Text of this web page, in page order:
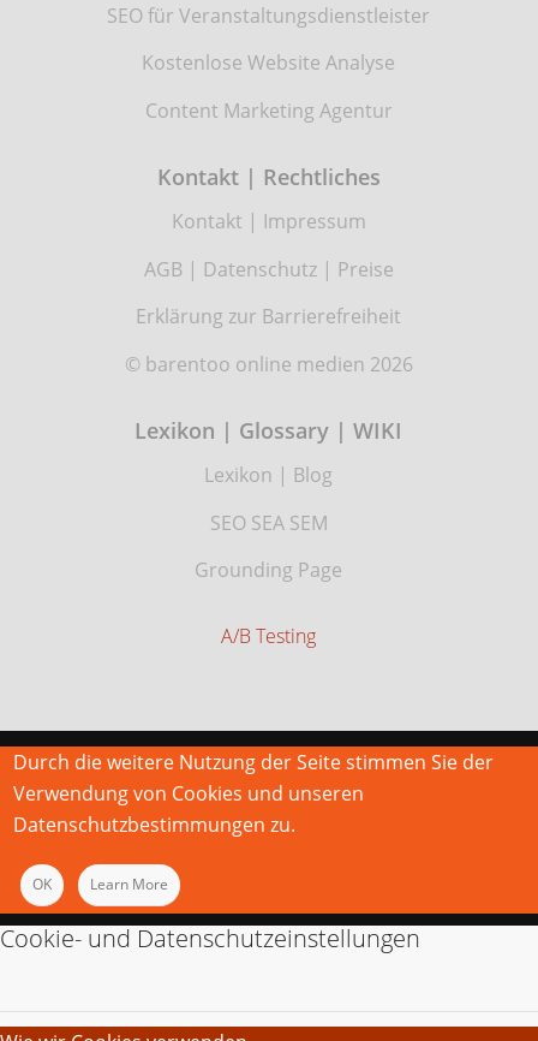
SEO für Veranstaltungsdienstleister
Kostenlose Website Analyse
Content Marketing Agentur
Kontakt | Rechtliches
Kontakt | Impressum
AGB| Datenschutz| Preise
Erklärung zur Barrierefreiheit
© barentoo online medien 2026
Lexikon | Glossary | WIKI
Lexikon | Blog
SEO SEA SEM
Grounding Page
A/B Testing
Durch die weitere Nutzung der Seite stimmen Sie der
Verwendung von Cookies und unseren
Datenschutzbestimmungen zu.
OK Learn More
Cookie- und Datenschutzeinstellungen